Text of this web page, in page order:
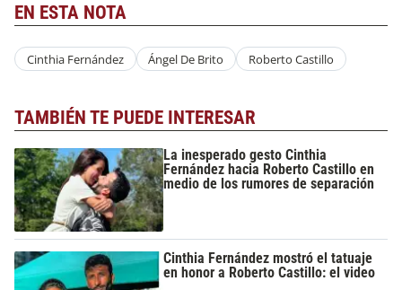
EN ESTA NOTA
Cinthia Fernández Ángel De Brito Roberto Castillo
TAMBIÉN TE PUEDE INTERESAR
La inesperado gesto Cinthia
Fernández hacia Roberto Castillo en
medio de los rumores de separación
Cinthia Fernández mostró el tatuaje
en honor a Roberto Castillo: el video